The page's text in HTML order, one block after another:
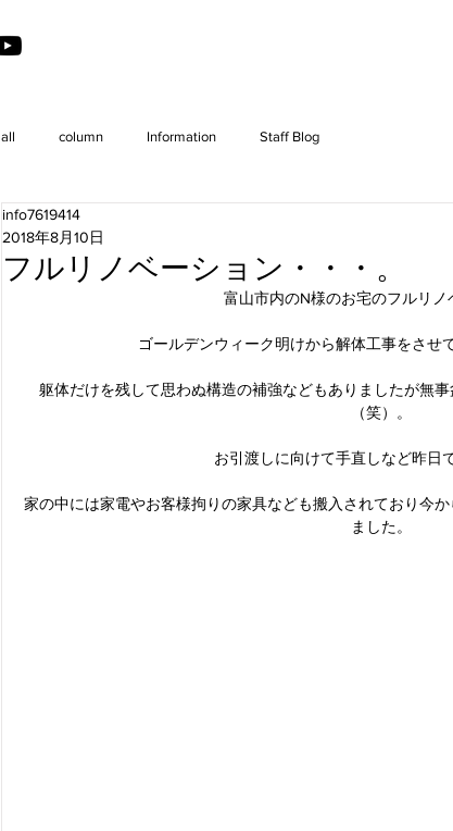
all column Information Staff Blog
フルリノベーション・・・。
info7619414
2018年8月10日
富山市内のN様のお宅のフルリノ
ゴールデンウィーク明けから解体工事をさせ
躯体だけを残して思わぬ構造の補強などもありましたが無
（笑）。
お引渡しに向けて手直しなど昨日
家の中には家電やお客様拘りの家具なども搬入されており今
ました。